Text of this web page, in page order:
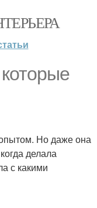
Но даже она
делала
с какими